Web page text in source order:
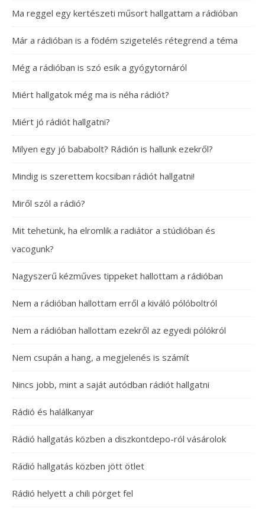
Ma reggel egy kertészeti műsort hallgattam a rádióban
Már a rádióban is a födém szigetelés rétegrend a téma
Még a rádióban is szó esik a gyógytornáról
Miért hallgatok még ma is néha rádiót?
Miért jó rádiót hallgatni?
Milyen egy jó bababolt? Rádión is hallunk ezekről?
Mindig is szerettem kocsiban rádiót hallgatni!
Miről szól a rádió?
Mit tehetünk, ha elromlik a radiátor a stúdióban és
vacogunk?
Nagyszerű kézműves tippeket hallottam a rádióban
Nem a rádióban hallottam erről a kiváló pólóboltról
Nem a rádióban hallottam ezekről az egyedi pólókról
Nem csupán a hang, a megjelenés is számít
Nincs jobb, mint a saját autódban rádiót hallgatni
Rádió és halálkanyar
Rádió hallgatás közben a diszkontdepo-ról vásárolok
Rádió hallgatás közben jött ötlet
Rádió helyett a chili pörget fel